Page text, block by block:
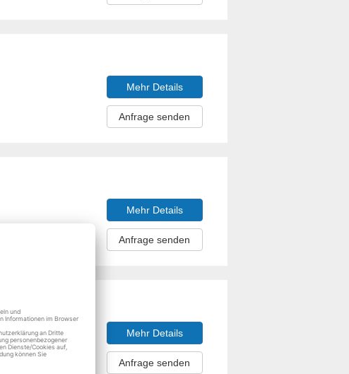
Mehr Details
Anfrage senden
Mehr Details
Anfrage senden
Mehr Details
Anfrage senden